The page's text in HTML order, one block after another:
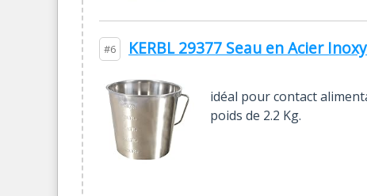
#6 KERBL 29377 Seau en Acier
idéal pour contact
poids de 2.2 Kg.